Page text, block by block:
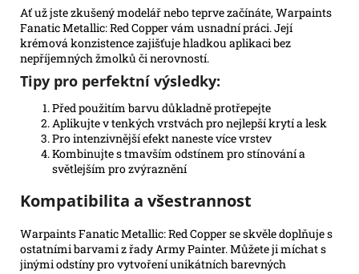
Ať už jste zkušený modelář nebo teprve začínáte, Warpaints
Fanatic Metallic: Red Copper vám usnadní práci. Její
krémová konzistence zajišťuje hladkou aplikaci bez
nepříjemných žmolků či nerovností.
Tipy pro perfektní výsledky:
Před použitím barvu důkladně protřepejte
Aplikujte v tenkých vrstvách pro nejlepší krytí a lesk
Pro intenzivnější efekt naneste více vrstev
Kombinujte s tmavším odstínem pro stínování a
světlejším pro zvýraznění
Kompatibilita a všestrannost
Warpaints Fanatic Metallic: Red Copper se skvěle doplňuje s
ostatními barvami z řady Army Painter. Můžete ji míchat s
jinými odstíny pro vytvoření unikátních barevných